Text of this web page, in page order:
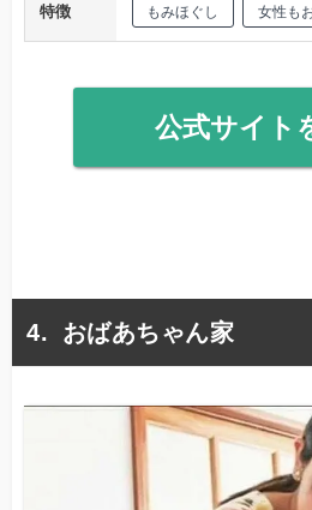
特徴 もみほぐし 女性も
公式サイト
おばあちゃん家